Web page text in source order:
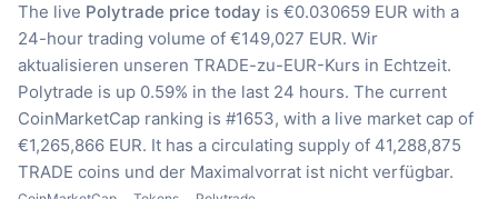
The live Polytrade price today is €0.030659 EUR with a
24-hour trading volume of €149,027 EUR. Wir
aktualisieren unseren TRADE-zu-EUR-Kurs in Echtzeit.
Polytrade is up 0.59% in the last 24 hours. The current
CoinMarketCap ranking is #1653, with a live market cap of
€1,265,866 EUR. It has a circulating supply of 41,288,875
TRADE coins und der Maximalvorrat ist nicht verfügbar.